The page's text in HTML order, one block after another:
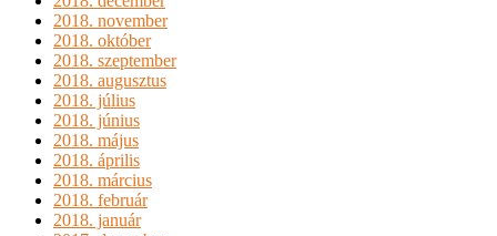
2018. november
2018. október
2018. szeptember
2018. augusztus
2018. július
2018. június
2018. május
2018. április
2018. március
2018. február
2018. január